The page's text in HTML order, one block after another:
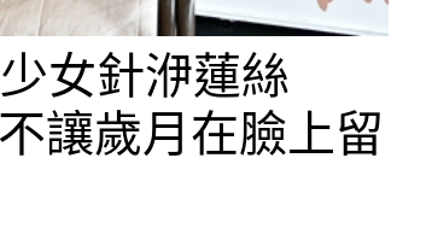
女針洢蓮絲
讓歲月在臉上留